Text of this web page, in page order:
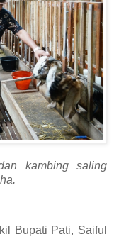
kambing saling
Pati, Saiful